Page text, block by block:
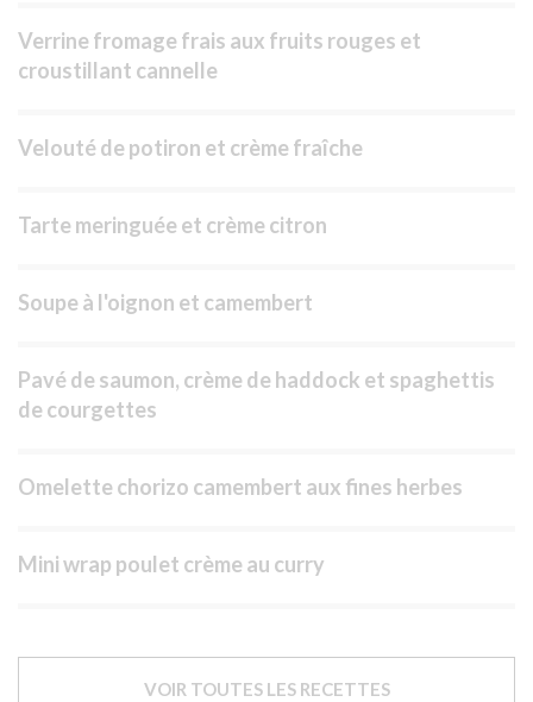
Verrine fromage frais aux fruits rouges et
croustillant cannelle
Velouté de potiron et crème fraîche
Tarte meringuée et crème citron
Soupe à l'oignon et camembert
Pavé de saumon, crème de haddock et spaghettis
de courgettes
Omelette chorizo camembert aux fines herbes
Mini wrap poulet crème au curry
VOIR TOUTES LES RECETTES